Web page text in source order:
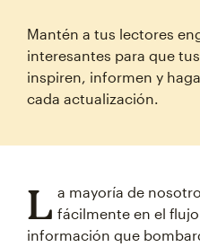
Mantén a tus lectores
interesantes para que
inspiren, informen y
cada actualización.
L a mayoría de
fácilmente en el
información que